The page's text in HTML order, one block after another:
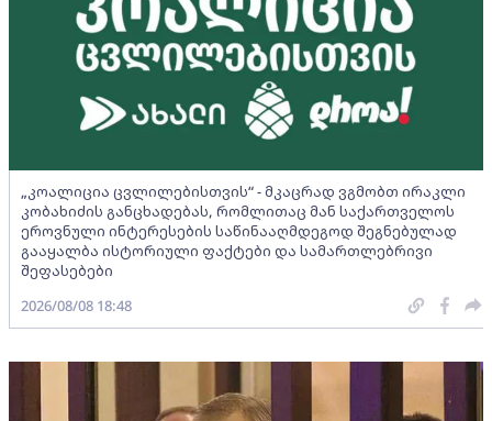
„კოალიცია ცვლილებისთვის“ - მკაცრად ვგმობთ ირაკლი
კობახიძის განცხადებას, რომლითაც მან საქართველოს
ეროვნული ინტერესების საწინააღმდეგოდ შეგნებულად
გააყალბა ისტორიული ფაქტები და სამართლებრივი
შეფასებები
2026/08/08 18:48